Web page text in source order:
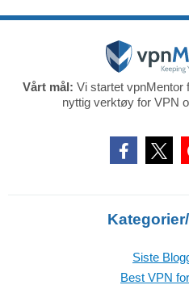
Vårt mål: Vi startet vpnMentor
nyttig verktøy for VPN
Siste
Best VPN